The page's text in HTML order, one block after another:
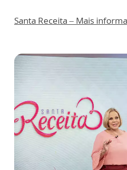
Santa Receita – Mais